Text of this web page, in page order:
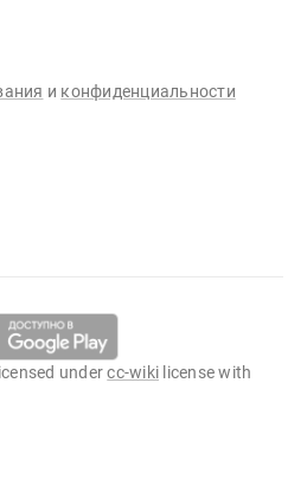
и конфиденциальности
undercc-wiki license with